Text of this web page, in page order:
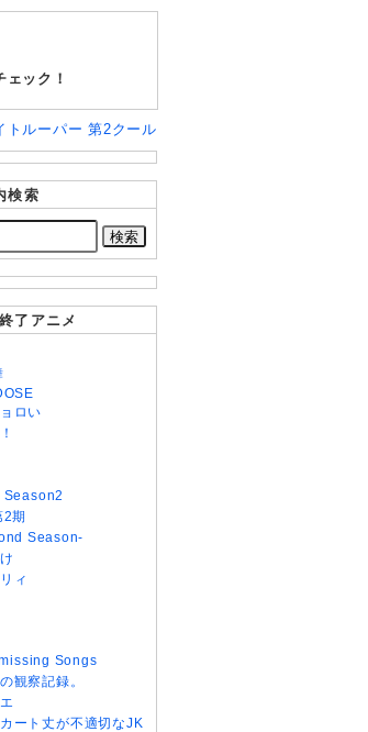
ック！
トルーパー 第2クール
検索
了アニメ
ロい
Season2
2期
Season-
ィ
Songs
観察記録。
ート丈が不適切なJK